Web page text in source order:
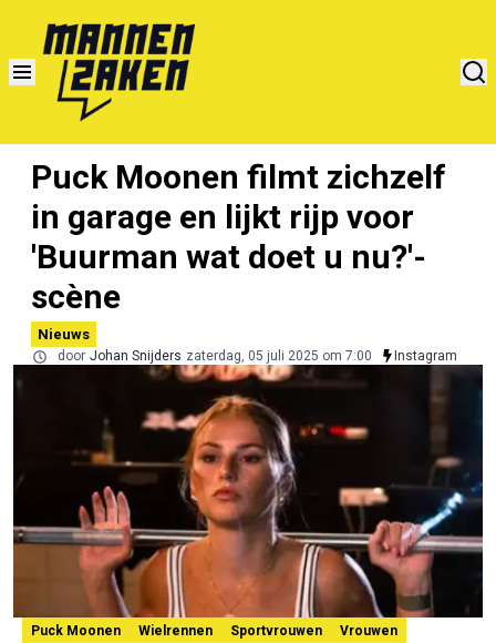
Puck Moonen filmt zichzelf
in garage en lijkt rijp voor
'Buurman wat doet u nu?'-
scène
Nieuws
door Johan Snijders zaterdag, 05 juli 2025 om 7:00 Instagram
Puck Moonen Wielrennen Sportvrouwen Vrouwen